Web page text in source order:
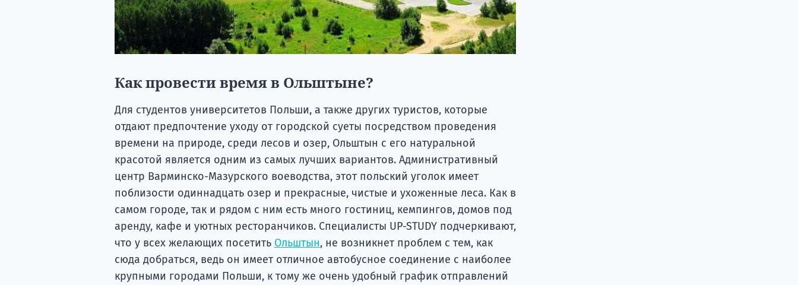
Как провести время в Ольштыне?
Для студентов университетов Польши, а также других туристов, которые
отдают предпочтение уходу от городской суеты посредством проведения
времени на природе, среди лесов и озер, Ольштын с его натуральной
красотой является одним из самых лучших вариантов. Административный
центр Варминско-Мазурского воеводства, этот польский уголок имеет
поблизости одиннадцать озер и прекрасные, чистые и ухоженные леса. Как в
самом городе, так и рядом с ним есть много гостиниц, кемпингов, домов под
аренду, кафе и уютных ресторанчиков. Специалисты UP-STUDY подчеркивают,
что у всех желающих посетить Ольштын, не возникнет проблем с тем, как
сюда добраться, ведь он имеет отличное автобусное соединение с наиболее
крупными городами Польши, к тому же очень удобный график отправлений